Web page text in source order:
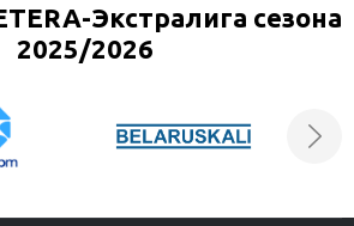
вниманию новый логотип
Экстралига сезона
2025/2026